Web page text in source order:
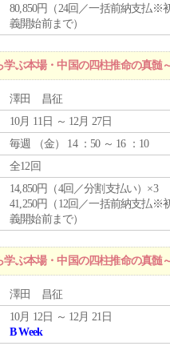
80,850円（24回／一括前納支払※
義開始前まで）
ぶ本場・中国の四柱推命の真髄
澤田 昌征
10月 11日 ～ 12月 27日
毎週 （金） 14 ：50 ～ 16 ：10
全12回
14,850円（4回／分割支払い）×3
41,250円（12回／一括前納支払※
義開始前まで）
ぶ本場・中国の四柱推命の真髄
澤田 昌征
10月 12日 ～ 12月 21日
B Week